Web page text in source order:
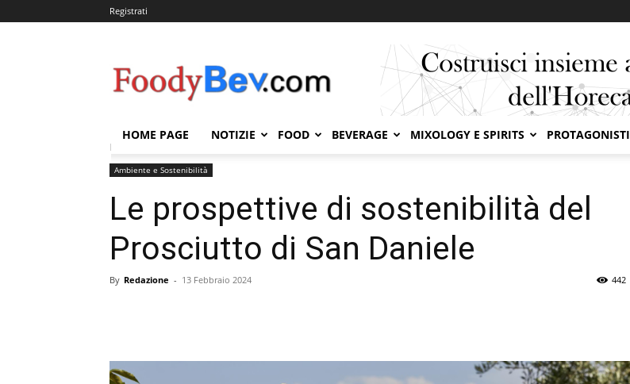
Registrati
HOME PAGE NOTIZIE FOOD BEVERAGE MIXOLOGY E SPIRITS PROTAGONISTI
Home
Ambiente e Sostenibilità
Le prospettive di sostenibilità del
Prosciutto di San Daniele
By Redazione - 13 Febbraio 2024 442